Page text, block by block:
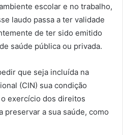
escolar e no trabalho,
laudo passa a ter validade
de ter sido emitido
saúde pública ou privada.
que seja incluída na
(CIN) sua condição
exercício dos direitos
a sua saúde, como